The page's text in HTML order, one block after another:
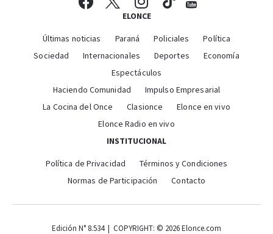
ELONCE
Últimas noticias Paraná Policiales
Política
Sociedad
Internacionales Deportes
Economía
Espectáculos
Haciendo Comunidad
Impulso Empresarial
La Cocina del Once
Clasionce
Elonce en vivo
Elonce Radio en vivo
INSTITUCIONAL
Política de Privacidad
Términos y Condiciones
Normas de Participación
Contacto
Edición N° 8.534 | COPYRIGHT: © 2026 Elonce.com